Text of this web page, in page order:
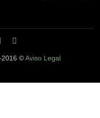
2016 ©Aviso Legal